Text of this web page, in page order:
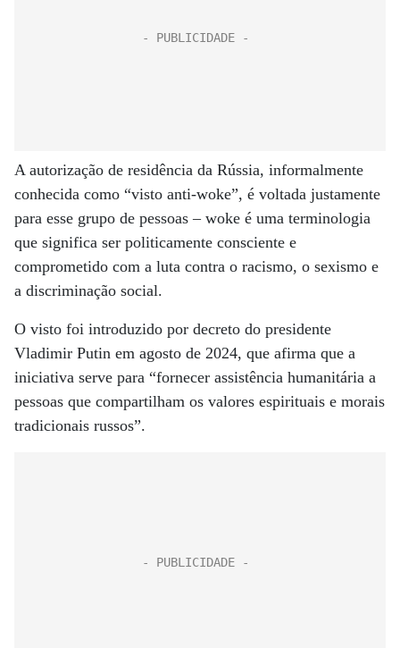
A autorização de residência da Rússia, informalmente
conhecida como “visto anti-woke”, é voltada justamente
para esse grupo de pessoas – woke é uma terminologia
que significa ser politicamente consciente e
comprometido com a luta contra o racismo, o sexismo e
a discriminação social.
O visto foi introduzido por decreto do presidente
Vladimir Putin em agosto de 2024, que afirma que a
iniciativa serve para “fornecer assistência humanitária a
pessoas que compartilham os valores espirituais e morais
tradicionais russos”.